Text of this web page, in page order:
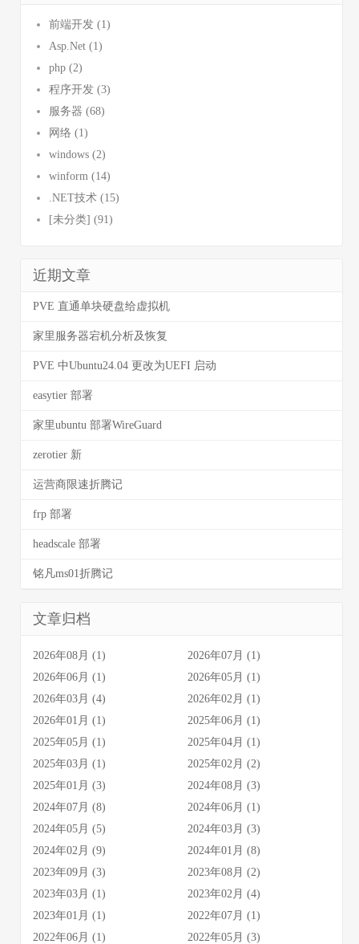
前端开发 (1)
Asp.Net (1)
php (2)
程序开发 (3)
服务器 (68)
网络 (1)
windows (2)
winform (14)
.NET技术 (15)
[未分类] (91)
近期文章
PVE 直通单块硬盘给虚拟机
家里服务器宕机分析及恢复
PVE 中Ubuntu24.04 更改为UEFI 启动
easytier 部署
家里ubuntu 部署WireGuard
zerotier 新
运营商限速折腾记
frp 部署
headscale 部署
铭凡ms01折腾记
文章归档
2026年08月 (1)
2026年07月 (1)
2026年06月 (1)
2026年05月 (1)
2026年03月 (4)
2026年02月 (1)
2026年01月 (1)
2025年06月 (1)
2025年05月 (1)
2025年04月 (1)
2025年03月 (1)
2025年02月 (2)
2025年01月 (3)
2024年08月 (3)
2024年07月 (8)
2024年06月 (1)
2024年05月 (5)
2024年03月 (3)
2024年02月 (9)
2024年01月 (8)
2023年09月 (3)
2023年08月 (2)
2023年03月 (1)
2023年02月 (4)
2023年01月 (1)
2022年07月 (1)
2022年06月 (1)
2022年05月 (3)